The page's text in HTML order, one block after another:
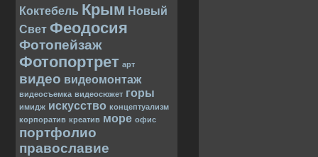
Коктебель Крым Новый
Свет Феодосия
Фотопейзаж
Фотопортрет арт
видео видеомонтаж
видеосъемка видеосюжет горы
имидж искусство концептуализм
корпоратив креатив море офис
портфолио
православие